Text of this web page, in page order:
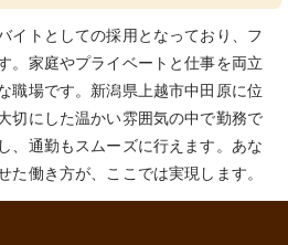
イトとしての採用となっており、フ
。家庭やプライベートと仕事を両立
職場です。新潟県上越市中田原に位
切にした温かい雰囲気の中で勤務で
、通勤もスムーズに行えます。あな
た働き方が、ここでは実現します。